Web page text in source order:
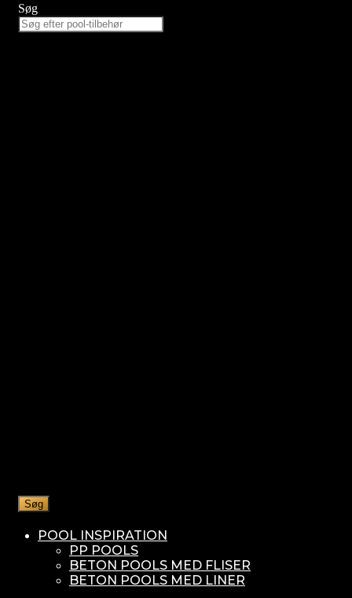
Søg
Søg
POOL INSPIRATION
PP POOLS
BETON POOLS MED FLISER
BETON POOLS MED LINER